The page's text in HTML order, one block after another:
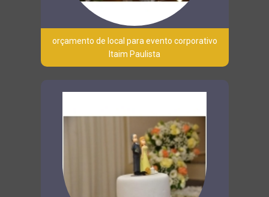
orçamento de local para evento corporativo
Itaim Paulista